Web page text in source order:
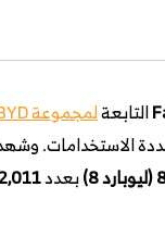
التابعةلمجموعة BYD
الاستخدامات.
ليوبارد8) بعدد2,011